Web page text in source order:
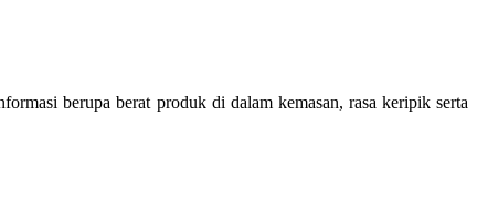
berupa berat produk di dalam kemasan, rasa keripik serta